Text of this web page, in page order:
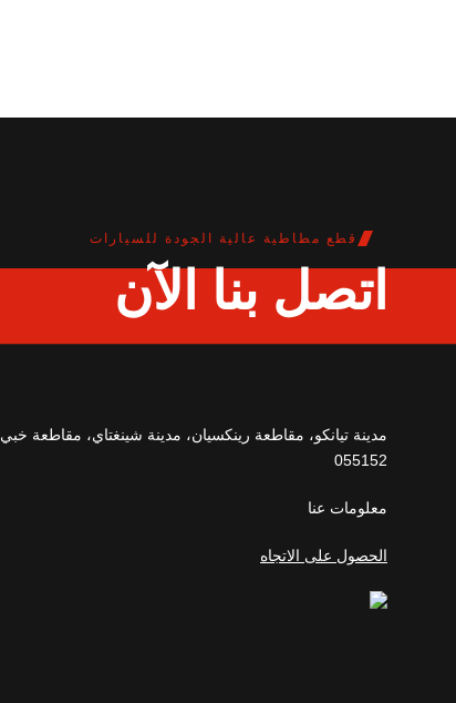
قطع مطاطية عالية الجودة للسيارات
اتصل بنا الآن
مدينة تيانكو، مقاطعة رينكسيان، مدينة شينغتاي، مقاطعة خبي
055152
معلومات عنا
الحصول على الاتجاه